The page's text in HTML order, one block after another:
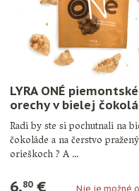
LYRA ONÉ piemontské
orechy v bielej
slaným karamelom
Radi by ste si pochutnali na
čokoláde a na čerstvo
orieškoch ? A …
6,80€ Nie je možné